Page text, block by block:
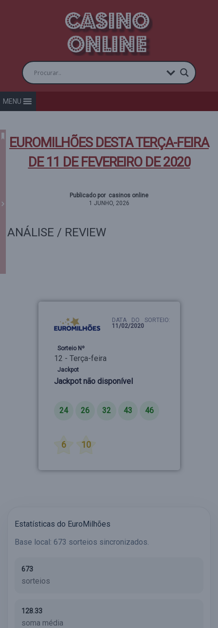
MENU
EUROMILHÕES DESTA TERÇA-FEIRA
DE 11 DE FEVEREIRO DE 2020
Publicado por casinos online
1 JUNHO, 2026
ANÁLISE / REVIEW
DATA DO SORTEIO:
11/02/2020
Sorteio Nº
12 - Terça-feira
Jackpot
Jackpot não disponível
24 26 32 43 46
6 10
Estatísticas do EuroMilhões
Base local: 673 sorteios sincronizados.
673
sorteios
128.33
soma média